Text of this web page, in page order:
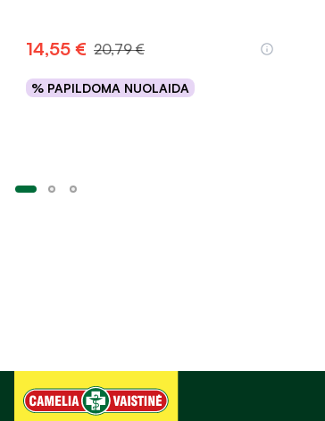
14,55 € 20,79 €
% PAPILDOMA NUOLAIDA
Į krepšelį